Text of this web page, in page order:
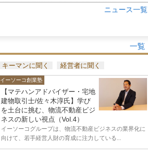
ニュース一覧
一覧
キーマンに聞く 経営者に聞く
イーソーコ創業塾
【マテハンアドバイザー・宅地
建物取引士/佐々木淳氏】学び
を土台に挑む、物流不動産ビジ
ネスの新しい視点（Vol.4）
イーソーコグループは、物流不動産ビジネスの業界化に
向けて、若手経営人財の育成に注力している...